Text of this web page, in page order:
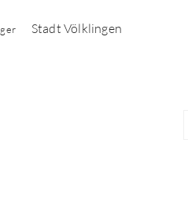
Stadt Völklingen